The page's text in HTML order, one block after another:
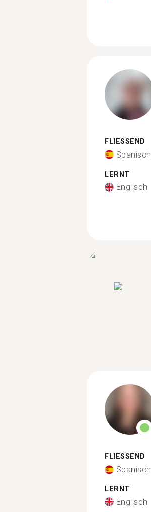
FLIESSEND
Spanisch
LERNT
Englisch
FLIESSEND
Spanisch
LERNT
Englisch